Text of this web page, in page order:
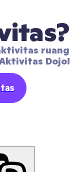
ruang
Dojo!